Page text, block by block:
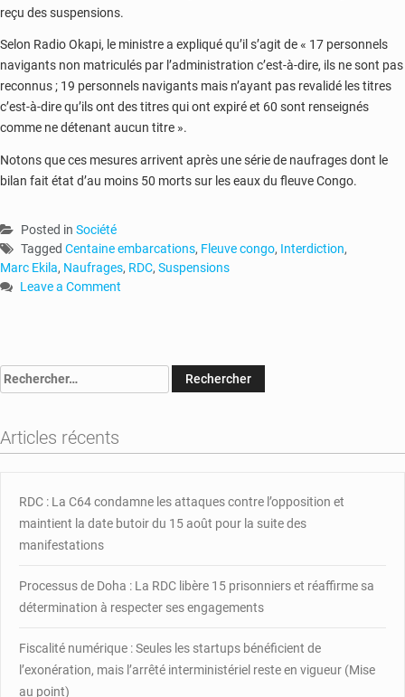
reçu des suspensions.
Selon Radio Okapi, le ministre a expliqué qu’il s’agit de « 17 personnels
navigants non matriculés par l’administration c’est-à-dire, ils ne sont pas
reconnus ; 19 personnels navigants mais n’ayant pas revalidé les titres
c’est-à-dire qu’ils ont des titres qui ont expiré et 60 sont renseignés
comme ne détenant aucun titre ».
Notons que ces mesures arrivent après une série de naufrages dont le
bilan fait état d’au moins 50 morts sur les eaux du fleuve Congo.
Posted in Société
Tagged Centaine embarcations, Fleuve congo, Interdiction,
Marc Ekila, Naufrages, RDC, Suspensions
Leave a Comment
interdiction
de
centaine
embarcations
Rechercher :
Articles récents
RDC : La C64 condamne les attaques contre l’opposition et
maintient la date butoir du 15 août pour la suite des
manifestations
Processus de Doha : La RDC libère 15 prisonniers et réaffirme sa
détermination à respecter ses engagements
Fiscalité numérique : Seules les startups bénéficient de
l’exonération, mais l’arrêté interministériel reste en vigueur (Mise
au point)